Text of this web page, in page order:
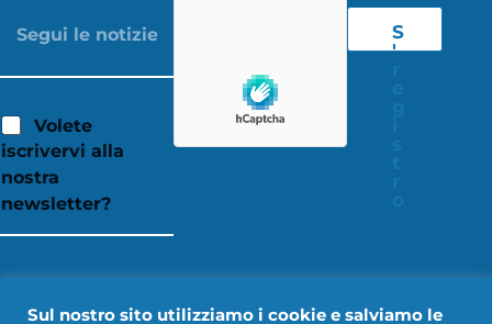
Volete
iscrivervi alla
nostra
newsletter?
S
'
Sul nostro sito utilizziamo i cookie e salviamo le